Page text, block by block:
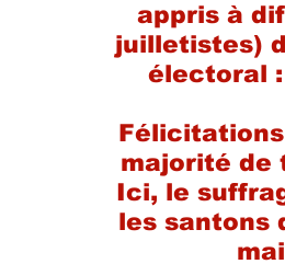
appris à
juilletistes)
électoral :
majorité de
Ici, le
les santons